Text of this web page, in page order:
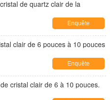
de quartz clair de la
Enquête
maintenant
clair de 6 pouces à 10 pouces
Enquête
maintenant
cristal clair de 6 à 10 pouces.